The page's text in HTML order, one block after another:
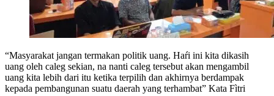
“Masyarakat jangan termakan politik uang. Haŕi ini kita dikasih
uang oleh caleg sekian, na nanti caleg tersebut akan mengambil
uang kita lebih dari itu ketika terpilih dan akhirnya berdampak
kepada pembangunan suatu daerah yang terhambat” Kata Fìtri